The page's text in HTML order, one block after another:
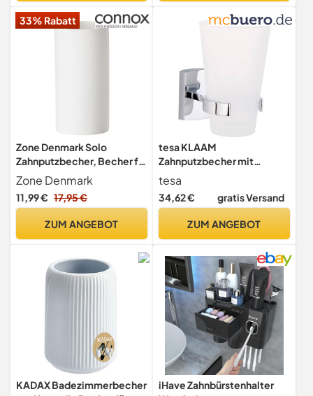
matt, Seifenspender Bad
33% Rabatt
Zone Denmark Solo
Zahnputzbecher, Becher für
Zahnbürsten, Porzellan,
Weiß, 12,2cm
Zone Denmark
11,99 € 17,95 €
ZUM ANGEBOT
tesa KLAAM
Zahnputzbecher mit
Halterung - Becher aus
satiniertem Glas,
verchromte Wandhalterung
ohne Bohren, inkl.
mm x 110 mm
tesa
34,62 € gratis Versand
ZUM ANGEBOT
KADAX Badezimmerbecher
iHave Zahnbürstenhalter